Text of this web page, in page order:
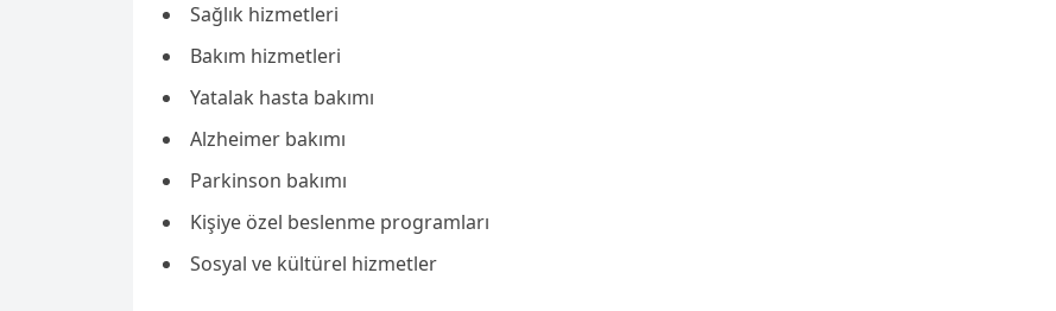
Sağlık hizmetleri
Bakım hizmetleri
Yatalak hasta bakımı
Alzheimer bakımı
Parkinson bakımı
Kişiye özel beslenme programları
Sosyal ve kültürel hizmetler